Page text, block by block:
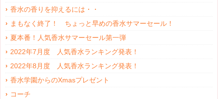
香水の香りを抑えるには・・
まもなく終了！ ちょっと早めの香水サマーセール！
夏本番！人気香水サマーセール第一弾
2022年7月度 人気香水ランキング発表！
2022年8月度 人気香水ランキング発表！
香水学園からのXmasプレゼント
コーチ